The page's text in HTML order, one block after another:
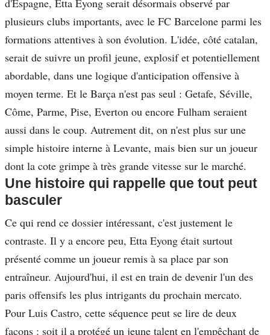
d'Espagne, Etta Eyong serait désormais observé par
plusieurs clubs importants, avec le FC Barcelone parmi les
formations attentives à son évolution. L'idée, côté catalan,
serait de suivre un profil jeune, explosif et potentiellement
abordable, dans une logique d'anticipation offensive à
moyen terme. Et le Barça n'est pas seul : Getafe, Séville,
Côme, Parme, Pise, Everton ou encore Fulham seraient
aussi dans le coup. Autrement dit, on n'est plus sur une
simple histoire interne à Levante, mais bien sur un joueur
dont la cote grimpe à très grande vitesse sur le marché.
Une histoire qui rappelle que tout peut
basculer
Ce qui rend ce dossier intéressant, c'est justement le
contraste. Il y a encore peu, Etta Eyong était surtout
présenté comme un joueur remis à sa place par son
entraîneur. Aujourd'hui, il est en train de devenir l'un des
paris offensifs les plus intrigants du prochain mercato.
Pour Luis Castro, cette séquence peut se lire de deux
façons : soit il a protégé un jeune talent en l'empêchant de